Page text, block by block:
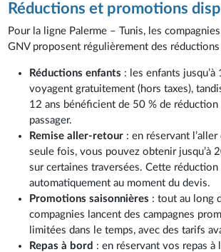
Réductions et promotions
Pour la ligne Palerme – Tunis, les
GNV proposent régulièrement des
Réductions enfants : les enfants jusqu’à
voyagent gratuitement (hors taxes),
12 ans bénéficient de 50 % de réduction
passager.
Remise aller-retour : en réservant
seule fois, vous pouvez obtenir jusqu’à
sur certaines traversées. Cette réduction
automatiquement au moment du devis.
Promotions saisonnières : tout au long
compagnies lancent des campagnes
limitées dans le temps, avec des tarifs
Repas à bord : en réservant vos repas à